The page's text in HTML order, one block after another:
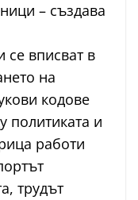
– създава
се вписват в
на
кодове
политиката и
работи
трудът